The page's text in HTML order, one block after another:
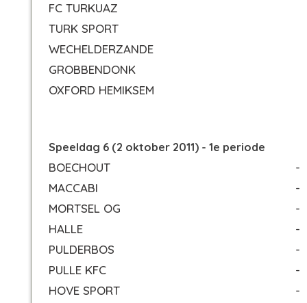
FC TURKUAZ
TURK SPORT
WECHELDERZANDE
GROBBENDONK
OXFORD HEMIKSEM
Speeldag 6 (2 oktober 2011) - 1e periode
BOECHOUT
-
MACCABI
-
MORTSEL OG
-
HALLE
-
PULDERBOS
-
PULLE KFC
-
HOVE SPORT
-